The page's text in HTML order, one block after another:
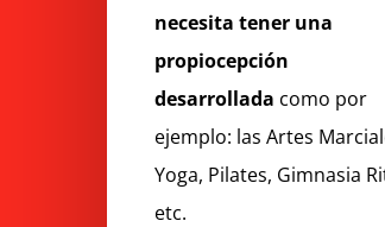
necesita tener una
propiocepción
desarrollada como por
ejemplo: las Artes
Yoga, Pilates, Gimnasia
etc.